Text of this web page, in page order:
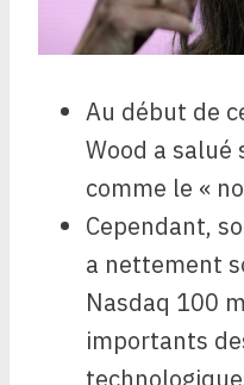
Au début de
Wood a salué
comme le «
Cependant,
a nettement
Nasdaq 100
importants